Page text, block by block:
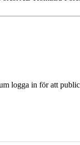
logga in för att